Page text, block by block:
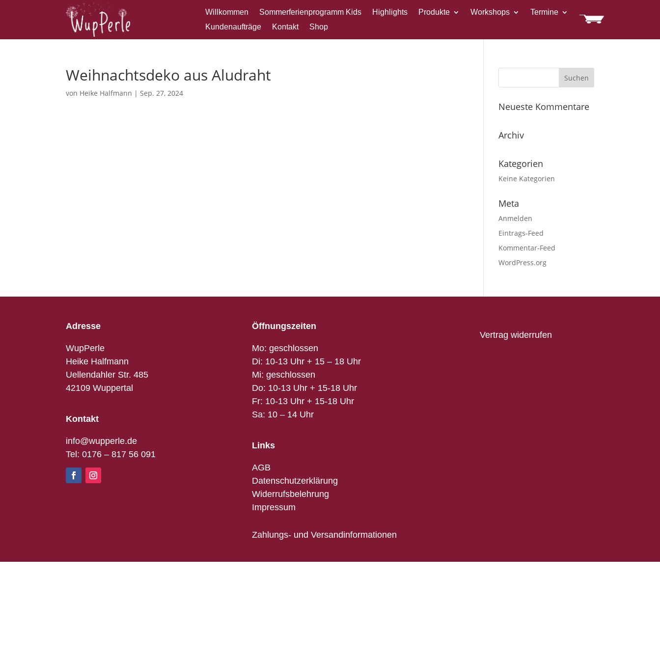
Willkommen Sommerferienprogramm Kids Highlights Produkte Workshops
Termine
Kundenaufträge
Kontakt Shop
Weihnachtsdeko aus Aludraht
von Heike Halfmann |Sep. 27, 2024
Neueste Kommentare
Archiv
Kategorien
Keine Kategorien
Meta
Anmelden
Eintrags-Feed
Kommentar-Feed
WordPress.org
Adresse
WupPerle
Heike Halfmann
Uellendahler Str. 485
42109 Wuppertal
Kontakt
info@wupperle.de
Tel: 0176 – 817 56 091
Öffnungszeiten
Mo: geschlossen
Di: 10-13 Uhr + 15 – 18 Uhr
Mi: geschlossen
Do: 10-13 Uhr + 15-18 Uhr
Fr: 10-13 Uhr + 15-18 Uhr
Sa: 10 – 14 Uhr
Links
AGB
Datenschutzerklärung
Widerrufsbelehrung
Impressum
Zahlungs- und Versandinformationen
Vertrag widerrufen